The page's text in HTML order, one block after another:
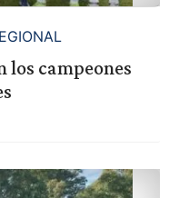
los campeones